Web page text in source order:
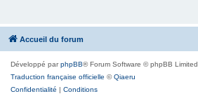
Accueil du forum
Développé parphpBB® Forum Software © phpBB Limited
Traduction française officielle ©Qiaeru
Confidentialité | Conditions